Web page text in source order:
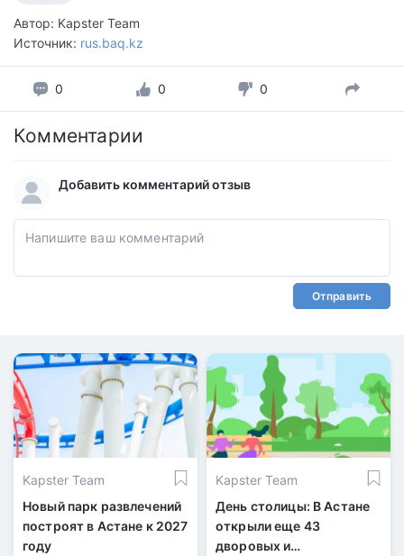
Автор: Kapster Team
Источник: rus.baq.kz
0 0 0
Комментарии
Добавить комментарий отзыв
Отправить
Kapster Team
Новый парк развлечений
построят в Астане к 2027
году
Kapster Team
День столицы: В Астане
открыли еще 43
дворовых и